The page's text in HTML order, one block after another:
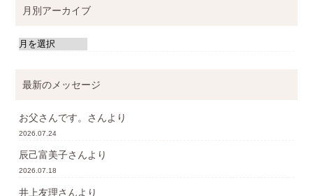
月別アーカイブ
最新のメッセージ
お父さんです。 さんより
2026.07.24
辰己富美子さんより
2026.07.18
井上友理さんより